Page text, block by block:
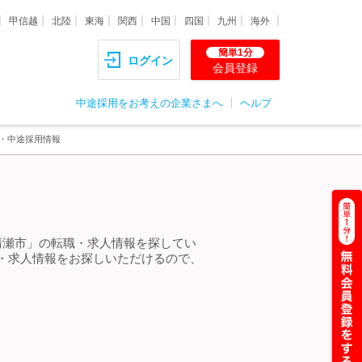
甲信越 北陸 東海 関西 中国 四国 九州 海外
ログイン
簡単1分
会員登録
中途採用をお考えの企業さまへ ヘルプ
中途採用情報
市」の転職・求人情報を探してい
人情報をお探しいただけるので、